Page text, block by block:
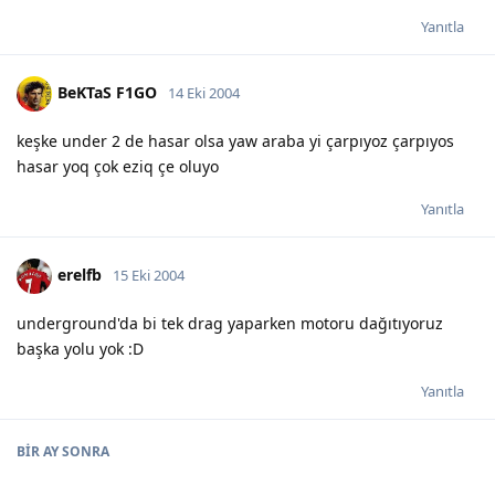
Yanıtla
BeKTaS F1GO 14 Eki 2004
keşke under 2 de hasar olsa yaw araba yi çarpıyoz çarpıyos
hasar yoq çok eziq çe oluyo
Yanıtla
erelfb 15 Eki 2004
underground'da bi tek drag yaparken motoru dağıtıyoruz
başka yolu yok :D
Yanıtla
BIR AYSONRA